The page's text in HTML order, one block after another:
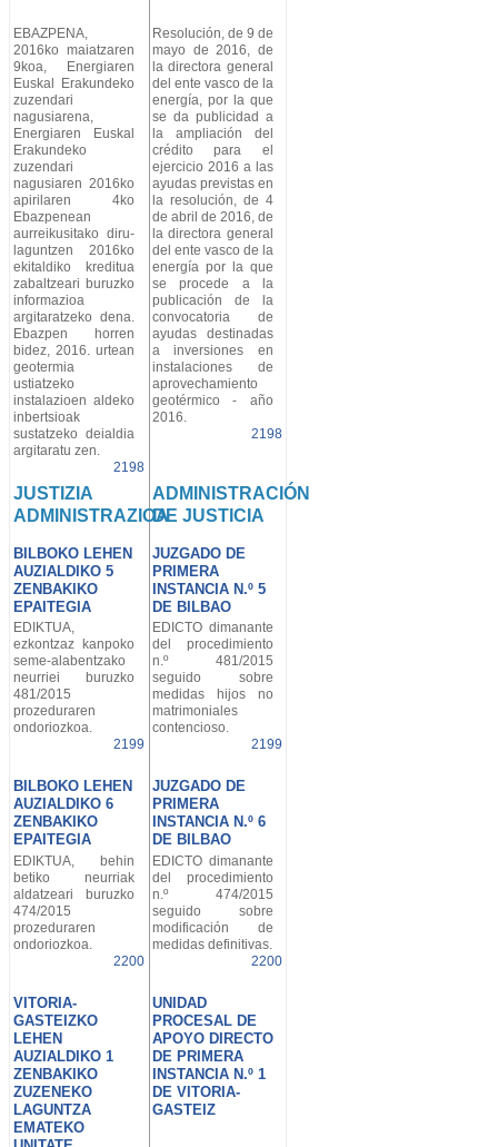
EBAZPENA,
2016ko maiatzaren
9koa, Energiaren
Euskal Erakundeko
zuzendari
nagusiarena,
Energiaren Euskal
Erakundeko
zuzendari
nagusiaren 2016ko
apirilaren 4ko
Ebazpenean
aurreikusitako diru-
laguntzen 2016ko
ekitaldiko kreditua
zabaltzeari buruzko
informazioa
argitaratzeko dena.
Ebazpen horren
bidez, 2016. urtean
geotermia
ustiatzeko
instalazioen aldeko
inbertsioak
sustatzeko deialdia
argitaratu zen.
2198
Resolución, de 9 de
mayo de 2016, de
la directora general
del ente vasco de la
energía, por la que
se da publicidad a
la ampliación del
crédito para el
ejercicio 2016 a las
ayudas previstas en
la resolución, de 4
de abril de 2016, de
la directora general
del ente vasco de la
energía por la que
se procede a la
publicación de la
convocatoria de
ayudas destinadas
a inversiones en
instalaciones de
aprovechamiento
geotérmico - año
2016.
2198
JUSTIZIA
ADMINISTRAZIOA
BILBOKO LEHEN
AUZIALDIKO 5
ZENBAKIKO
EPAITEGIA
ADMINISTRACIÓN
DE JUSTICIA
JUZGADO DE
PRIMERA
INSTANCIA N.º 5
DE BILBAO
EDIKTUA,
ezkontzaz kanpoko
seme-alabentzako
neurriei buruzko
481/2015
prozeduraren
ondoriozkoa.
2199
EDICTO dimanante
del procedimiento
n.º 481/2015
seguido sobre
medidas hijos no
matrimoniales
contencioso.
2199
BILBOKO LEHEN
AUZIALDIKO 6
ZENBAKIKO
EPAITEGIA
JUZGADO DE
PRIMERA
INSTANCIA N.º 6
DE BILBAO
EDIKTUA, behin
betiko neurriak
aldatzeari buruzko
474/2015
prozeduraren
ondoriozkoa.
2200
EDICTO dimanante
del procedimiento
n.º 474/2015
seguido sobre
modificación de
medidas definitivas.
2200
VITORIA-
GASTEIZKO
LEHEN
AUZIALDIKO 1
ZENBAKIKO
ZUZENEKO
LAGUNTZA
EMATEKO
UNIDAD
PROCESAL DE
APOYO DIRECTO
DE PRIMERA
INSTANCIA N.º 1
DE VITORIA-
GASTEIZ